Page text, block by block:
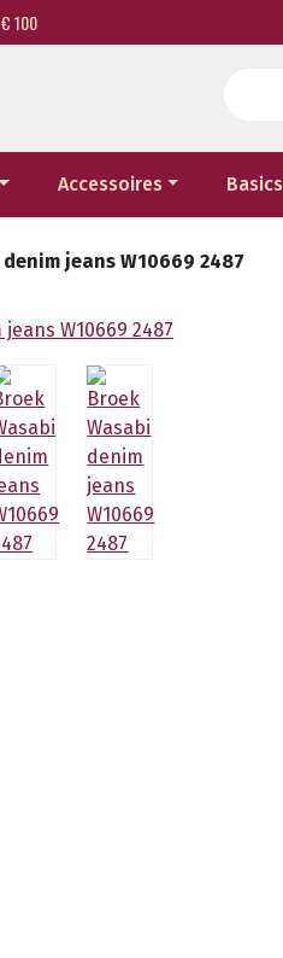
€ 100
Accessoires Basics
jeans W10669 2487